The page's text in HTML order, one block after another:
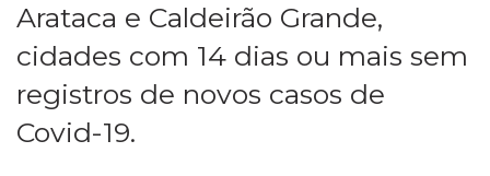
Arataca e Caldeirão Grande,
cidades com 14 dias ou mais sem
registros de novos casos de
Covid-19.